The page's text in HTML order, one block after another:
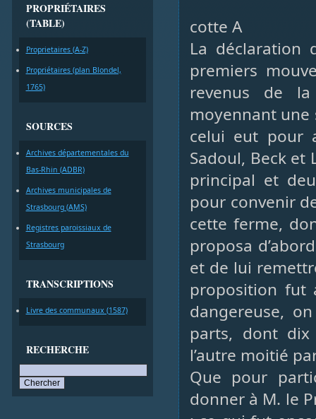
PROPRIÉTAIRES
(TABLE)
Proprietaires (A-Z)
Propriétaires (plan Blondel,
1765)
SOURCES
Archives départementales du
Bas-Rhin (ADBR)
Archives municipales de
Strasbourg (AMS)
Registres paroissiaux de
Strasbourg
TRANSCRIPTIONS
Livre des communaux (1587)
RECHERCHE
cotte A
La déclaration
premiers
revenus de
moyennant une
celui eut pour
Sadoul, Beck et
principal et
pour convenir
cette ferme,
proposa
et de lui
proposition fut
dangereuse,
parts, dont
l’autre moitié
Que pour
donner à M. le